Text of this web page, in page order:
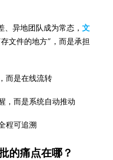
、异地团队成为常态，文
文件的地方”，而是承担
而是在线流转
，而是系统自动推动
程可追溯
的痛点在哪？